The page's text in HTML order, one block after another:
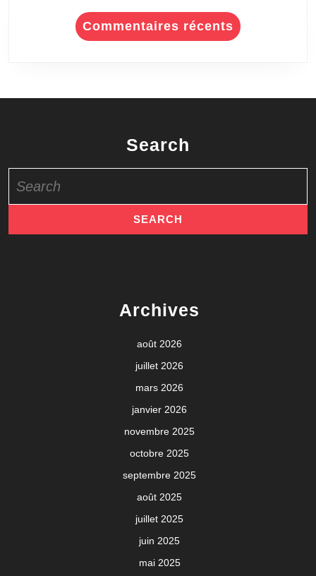
Commentaires récents
Search
for:
Archives
août 2026
juillet 2026
mars 2026
janvier 2026
novembre 2025
octobre 2025
septembre 2025
août 2025
juillet 2025
juin 2025
mai 2025